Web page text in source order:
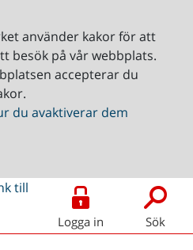
använder kakor för att
besök på vår webbplats.
accepterar du
du avaktiverar dem
Logga in Sök